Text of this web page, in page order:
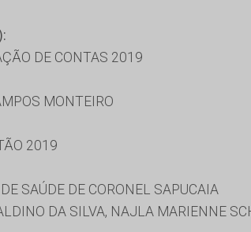
DE CONTAS 2019
MONTEIRO
2019
SAÚDE DE CORONEL SAPUCAIA
DA SILVA, NAJLA MARIENNE